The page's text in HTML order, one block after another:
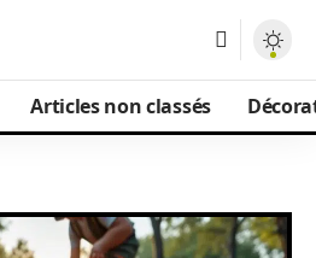
Articles non classés